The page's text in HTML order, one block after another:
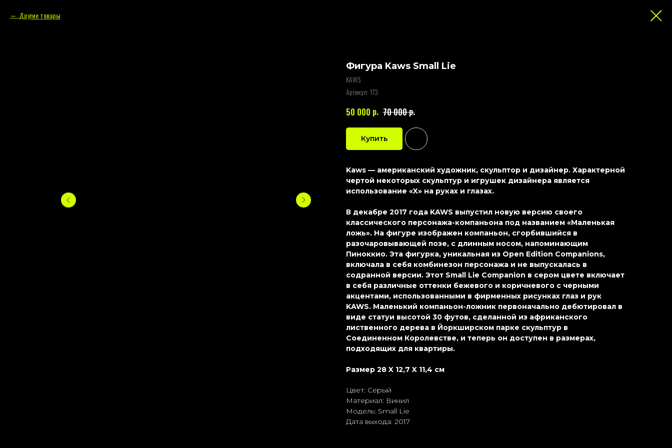
Другие товары
Фигура Kaws Small Lie
KAWS
Артикул:173
50 000 р. 70 000р.
Купить
Kaws — американский художник, скульптор и дизайнер. Характерной
чертой некоторых скульптур и игрушек дизайнера является
использование «X» на руках и глазах.
В декабре 2017 года KAWS выпустил новую версию своего
классического персонажа-компаньона под названием «Маленькая
ложь». На фигуре изображен компаньон, сгорбившийся в
разочаровывающей позе, с длинным носом, напоминающим
Пиноккио. Эта фигурка, уникальная из Open Edition Companions,
включала в себя комбинезон персонажа и не выпускалась в
содранной версии. Этот Small Lie Companion в сером цвете включает
в себя различные оттенки бежевого и коричневого с черными
акцентами, использованными в фирменных рисунках глаз и рук
KAWS. Маленький компаньон-ложник первоначально дебютировал в
виде статуи высотой 30 футов, сделанной из африканского
лиственного дерева в Йоркширском парке скульптур в
Соединенном Королевстве, и теперь он доступен в размерах,
подходящих для квартиры.
Размер 28 X 12,7 X 11,4 см
Цвет: Серый
Материал: Винил
Модель: Small Lie
Дата выхода: 2017